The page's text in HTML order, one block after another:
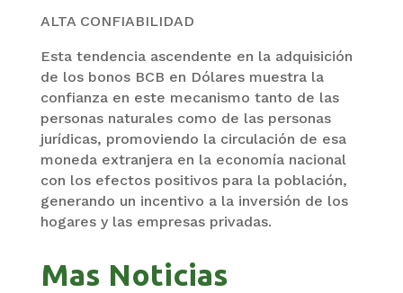
ALTA CONFIABILIDAD
Esta tendencia ascendente en la adquisición
de los bonos BCB en Dólares muestra la
confianza en este mecanismo tanto de las
personas naturales como de las personas
jurídicas, promoviendo la circulación de esa
moneda extranjera en la economía nacional
con los efectos positivos para la población,
generando un incentivo a la inversión de los
hogares y las empresas privadas.
Mas Noticias